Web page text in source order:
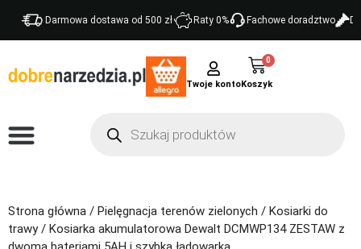
Darmowa dostawa od 500 zł Raty 0% Fachowe doradztwo
Twoje konto
0
Strona główna / Pielęgnacja terenów zielonych / Kosiarki do
trawy/ Kosiarka akumulatorowa Dewalt DCMWP134 ZESTAW z